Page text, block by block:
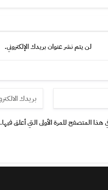
لن يتم نشر عنوان بريدك الإلكتروني.
المتصفح للمرة الأولى التي أعلق فيها.